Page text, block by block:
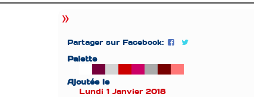
Partager sur Facebook:
Palette
Ajoutée le
Lundi 1 Janvier 2018